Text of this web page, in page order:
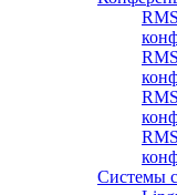
Системы